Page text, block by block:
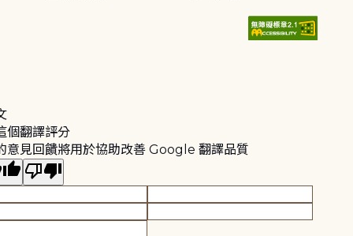
個翻譯評分
意見回饋將用於協助改善 Google 翻譯品質